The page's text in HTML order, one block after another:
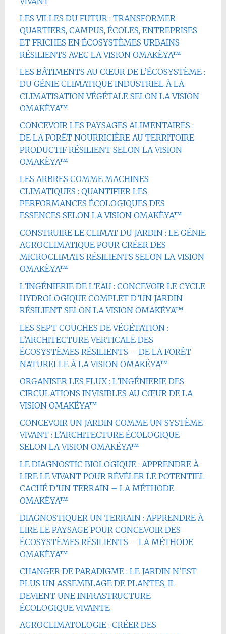
LES VILLES DU FUTUR : TRANSFORMER
QUARTIERS, CAMPUS, ÉCOLES, ENTREPRISES
ET FRICHES EN ÉCOSYSTÈMES URBAINS
RÉSILIENTS AVEC LA VISION OMAKËYA™
LES BÂTIMENTS AU CŒUR DE L’ÉCOSYSTÈME :
DU GÉNIE CLIMATIQUE INDUSTRIEL À LA
CLIMATISATION VÉGÉTALE SELON LA VISION
OMAKËYA™
CONCEVOIR LES PAYSAGES ALIMENTAIRES :
DE LA FORÊT NOURRICIÈRE AU TERRITOIRE
PRODUCTIF RÉSILIENT SELON LA VISION
OMAKËYA™
LES ARBRES COMME MACHINES
CLIMATIQUES : QUANTIFIER LES
PERFORMANCES ÉCOLOGIQUES DES
ESSENCES SELON LA VISION OMAKËYA™
CONSTRUIRE LE CLIMAT DU JARDIN : LE GÉNIE
AGROCLIMATIQUE POUR CRÉER DES
MICROCLIMATS RÉSILIENTS SELON LA VISION
OMAKËYA™
L’INGÉNIERIE DE L’EAU : CONCEVOIR LE CYCLE
HYDROLOGIQUE COMPLET D’UN JARDIN
RÉSILIENT SELON LA VISION OMAKËYA™
LES SEPT COUCHES DE VÉGÉTATION :
L’ARCHITECTURE VERTICALE DES
ÉCOSYSTÈMES RÉSILIENTS – DE LA FORÊT
NATURELLE À LA VISION OMAKËYA™
ORGANISER LES FLUX : L’INGÉNIERIE DES
CIRCULATIONS INVISIBLES AU CŒUR DE LA
VISION OMAKËYA™
CONCEVOIR UN JARDIN COMME UN SYSTÈME
VIVANT : L’ARCHITECTURE ÉCOLOGIQUE
SELON LA VISION OMAKËYA™
LE DIAGNOSTIC BIOLOGIQUE : APPRENDRE À
LIRE LE VIVANT POUR RÉVÉLER LE POTENTIEL
CACHÉ D’UN TERRAIN – LA MÉTHODE
OMAKËYA™
DIAGNOSTIQUER UN TERRAIN : APPRENDRE À
LIRE LE PAYSAGE POUR CONCEVOIR DES
ÉCOSYSTÈMES RÉSILIENTS – LA MÉTHODE
OMAKËYA™
CHANGER DE PARADIGME : LE JARDIN N’EST
PLUS UN ASSEMBLAGE DE PLANTES, IL
DEVIENT UNE INFRASTRUCTURE
ÉCOLOGIQUE VIVANTE
AGROCLIMATOLOGIE : CRÉER DES